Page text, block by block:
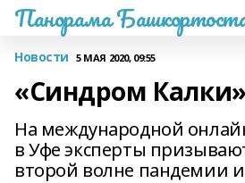
Панорама
Новости 5 МАЯ 2020, 09:55
«Синдром Калки»
На международной
в Уфе эксперты
второй волне пандемии